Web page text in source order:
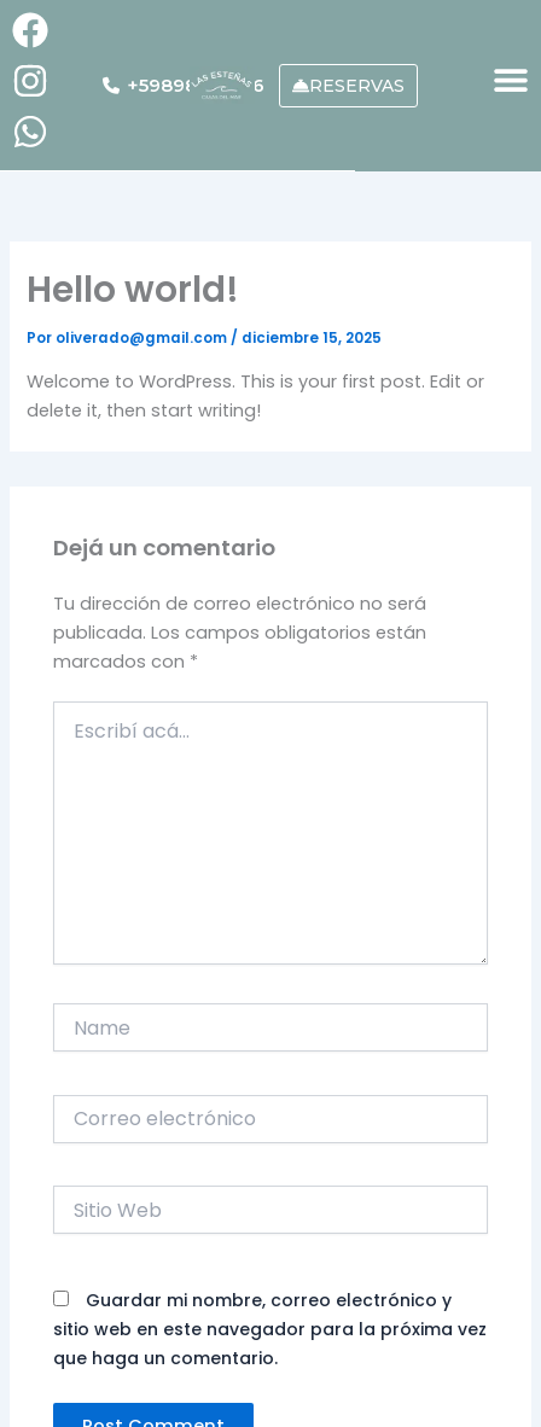
al
contenido
F
a
c
e
b
k
I
n
s
t
a
a
m
W
h
a
t
s
p
+59898988176 RESERVAS
Hello world!
Por oliverado@gmail.com/ diciembre 15, 2025
Welcome to WordPress. This is your first post. Edit or
delete it, then start writing!
Dejá un comentario
Tu dirección de correo electrónico no será
publicada. Los campos obligatorios están
marcados con *
acá...
electrónico
Sitio
Web
Guardar mi nombre, correo electrónico y
sitio web en este navegador para la próxima vez
que haga un comentario.